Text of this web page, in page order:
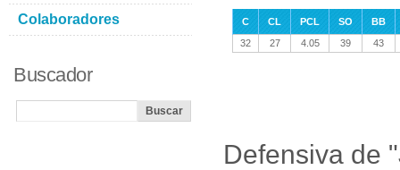
C CL PCL SO
BB
32
27 4.05 39 43
Defensiva de
Colaboradores
Buscador